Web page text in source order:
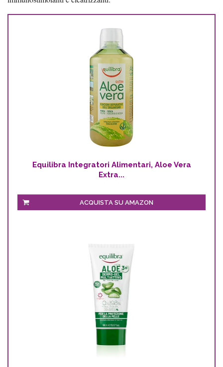
Equilibra Integratori Alimentari, Aloe Vera
Extra...
ACQUISTA SU AMAZON